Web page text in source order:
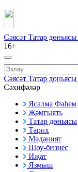
Сәясәт Татар дөньясы
16+
Сәясәт Татар дөньясы
Сәхифәләр
Ясалма Фәһем
Җәмгыять
Татар дөньясы
Тарих
Мәдәният
Шоу-бизнес
Иҗат
Язмыш